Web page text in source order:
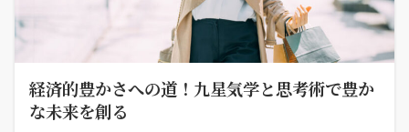
経済的豊かさへの道！九星気学と思考術で豊か
な未来を創る